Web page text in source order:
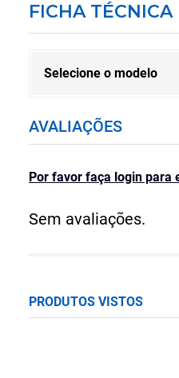
FICHA TÉCNICA
Selecione o modelo
AVALIAÇÕES
Por favor faça login para
Sem avaliações.
PRODUTOS VISTOS